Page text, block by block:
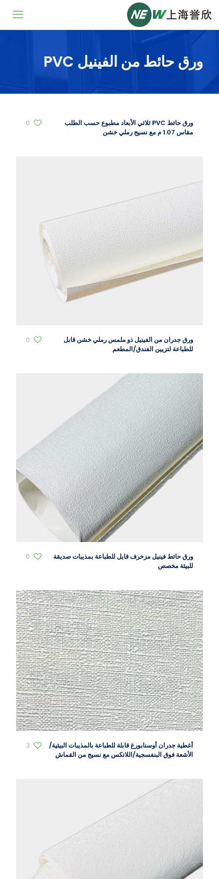
ورق حائط من الفينيل PVC
ورق حائط PVC ثلاثي الأبعاد مطبوع حسب الطلب
مقاس 1.07 م مع نسيج رملي خشن
0
ورق جدران من الفينيل ذو ملمس رملي خشن قابل
للطباعة لتزيين الفندق/المطعم
0
ورق حائط فينيل مزخرف قابل للطباعة بمذيبات صديقة
للبيئة مخصص
0
أغطية جدران أوسنابورغ قابلة للطباعة بالمذيبات البيئية/
الأشعة فوق البنفسجية/اللاتكس مع نسيج من القماش
3